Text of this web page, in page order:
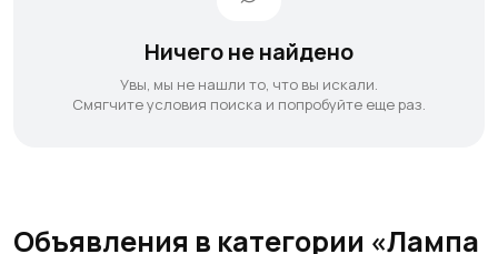
Ничего не найдено
Увы, мы не нашли то, что вы искали.
Смягчите условия поиска и попробуйте еще раз.
Объявления в категории «Лампа